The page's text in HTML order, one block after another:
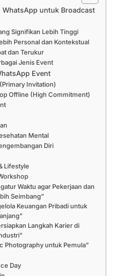
WhatsApp untuk Broadcast
Signifikan Lebih Tinggi
Personal dan Kontekstual
dan Terukur
Jenis Event
Event
Invitation)
Offline (High Commitment)
Mental
Diri
Lifestyle
Waktu agar Pekerjaan dan
Seimbang”
Keuangan Pribadi untuk
Langkah Karier di
Photography untuk Pemula”
Day